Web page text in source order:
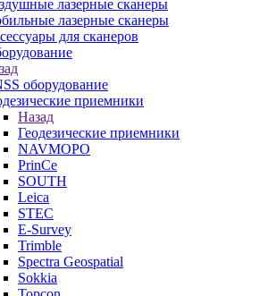
лазерные сканеры
лазерные сканеры
для сканеров
оборудование
приемники
Назад
Геодезические приемники
NAVMOPO
PrinCe
SOUTH
Leica
STEC
E-Survey
Trimble
Spectra Geospatial
Sokkia